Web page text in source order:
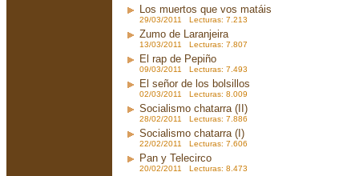
Los muertos que vos matáis
29/03/2011 Lecturas: 7.213
Zumo de Laranjeira
13/03/2011 Lecturas: 7.807
El rap de Pepiño
09/03/2011 Lecturas: 7.493
El señor de los bolsillos
02/03/2011 Lecturas: 8.009
Socialismo chatarra (II)
28/02/2011 Lecturas: 7.886
Socialismo chatarra (I)
22/02/2011 Lecturas: 7.606
Pan y Telecirco
20/02/2011 Lecturas: 8.473